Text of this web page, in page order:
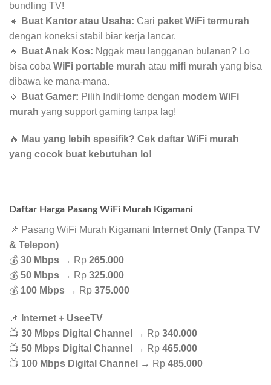
bundling TV!
🔹
Buat Kantor atau Usaha: Cari paket WiFi termurah
dengan koneksi stabil biar kerja lancar.
🔹
Buat Anak Kos: Nggak mau langganan bulanan? Lo
bisa coba WiFi portable murah atau mifi murah yang bisa
dibawa ke mana-mana.
🔹
Buat Gamer: Pilih IndiHome dengan modem WiFi
murah yang support gaming tanpa lag!
🔥 Mau yang lebih spesifik? Cek daftar WiFi murah
yang cocok buat kebutuhan lo!
Daftar Harga Pasang WiFi Murah Kigamani
📌 Pasang WiFi Murah Kigamani Internet Only (Tanpa TV
& Telepon)
💰 30 Mbps → Rp 265.000
💰 50 Mbps → Rp 325.000
💰 100 Mbps → Rp 375.000
📌
Internet + UseeTV
📺 30 Mbps Digital Channel → Rp 340.000
📺 50 Mbps Digital Channel → Rp 465.000
📺 100 Mbps Digital Channel → Rp 485.000